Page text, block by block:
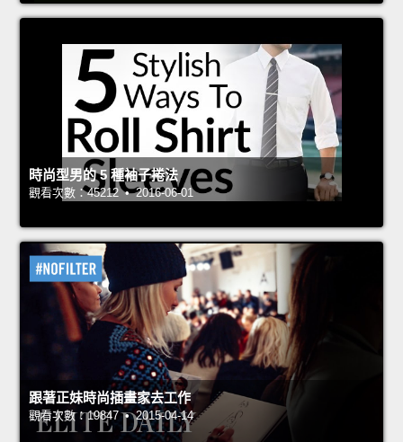
時尚型男的 5 種袖子捲法
觀看次數：45212 • 2016-06-01
跟著正妹時尚插畫家去工作
觀看次數：19847 • 2015-04-14